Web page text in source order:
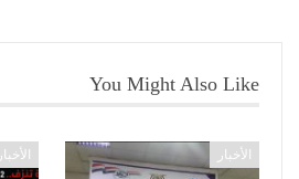
You Might Also Like
الأخبار الأخبار